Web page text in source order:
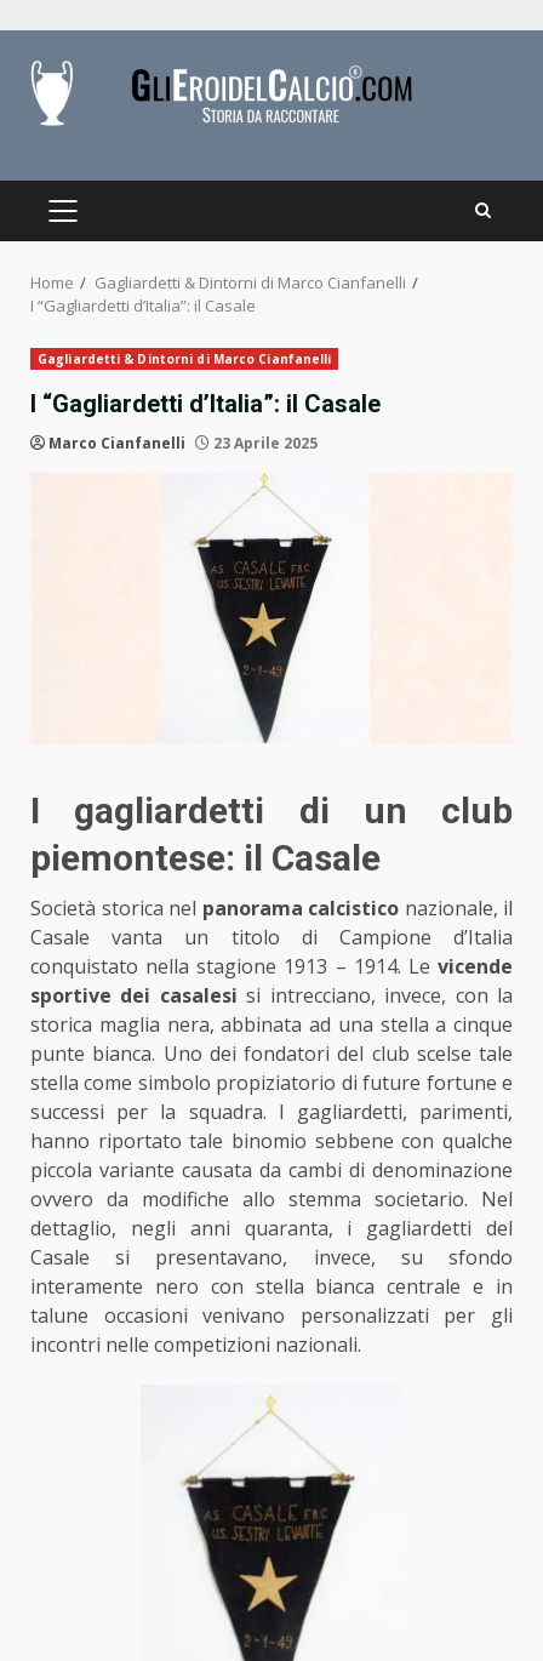
content
PRIMARY
Home
Gagliardetti & Dintorni di Marco Cianfanelli
I “Gagliardetti d’Italia”: il Casale
Gagliardetti & Dintorni di Marco Cianfanelli
I “Gagliardetti d’Italia”: il Casale
Marco Cianfanelli 23 Aprile 2025
I gagliardetti di un club
piemontese: il Casale
Società storica nel panorama calcistico nazionale, il
Casale vanta un titolo di Campione d’Italia
conquistato nella stagione 1913 – 1914. Le vicende
sportive dei casalesi si intrecciano, invece, con la
storica maglia nera, abbinata ad una stella a cinque
punte bianca. Uno dei fondatori del club scelse tale
stella come simbolo propiziatorio di future fortune e
successi per la squadra. I gagliardetti, parimenti,
hanno riportato tale binomio sebbene con qualche
piccola variante causata da cambi di denominazione
ovvero da modifiche allo stemma societario. Nel
dettaglio, negli anni quaranta, i gagliardetti del
Casale si presentavano, invece, su sfondo
interamente nero con stella bianca centrale e in
talune occasioni venivano personalizzati per gli
incontri nelle competizioni nazionali.